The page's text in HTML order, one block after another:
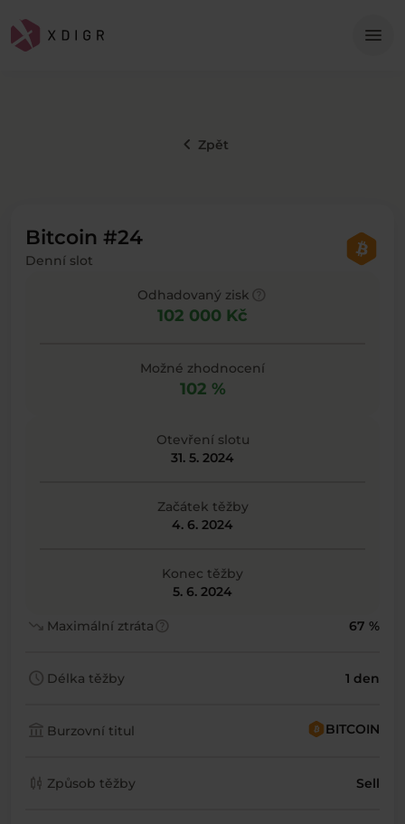
menu
keyboard_arrow_left Zpět
Bitcoin #24
Denní slot
Odhadovaný zisk
102 000 Kč
Možné zhodnocení
102 %
Otevření slotu
31. 5. 2024
Začátek těžby
4. 6. 2024
Konec těžby
5. 6. 2024
trending_down Maximální ztrátahelp 67 %
schedule Délka těžby 1 den
account_balance Burzovní titul BITCOIN
candlestick_chart Způsob těžby Sell